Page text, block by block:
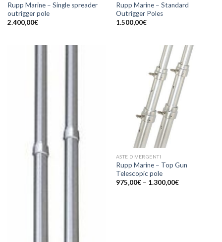
Rupp Marine – Single spreader
outrigger pole
2.400,00€
Rupp Marine – Standard
Outrigger Poles
1.500,00€
ASTE DIVERGENTI
Rupp Marine – Top Gun
Telescopic pole
975,00€– 1.300,00€